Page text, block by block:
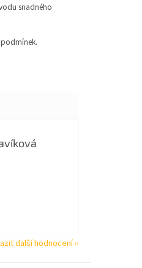
snadného
je 5 z 5 hvězdiček.
další hodnocení